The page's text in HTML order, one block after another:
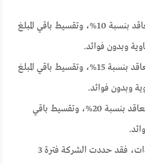
النظام الأول: دفع مقدم تعاقد بنسبة 10%، وتقسيط باقي المبلغ
النظام الثاني: دفع مقدم تعاقد بنسبة 15%، وتقسيط باقي المبلغ
النظام الثالث: دفع مقدم تعاقد بنسبة 20%، وتقسيط باقي
أما عن موعد استلام الوحدات، فقد حددت الشركة فترة 3